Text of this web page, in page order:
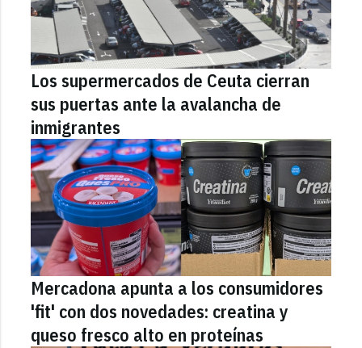
Los supermercados de Ceuta cierran
sus puertas ante la avalancha de
inmigrantes
Mercadona apunta a los consumidores
'fit' con dos novedades: creatina y
queso fresco alto en proteínas